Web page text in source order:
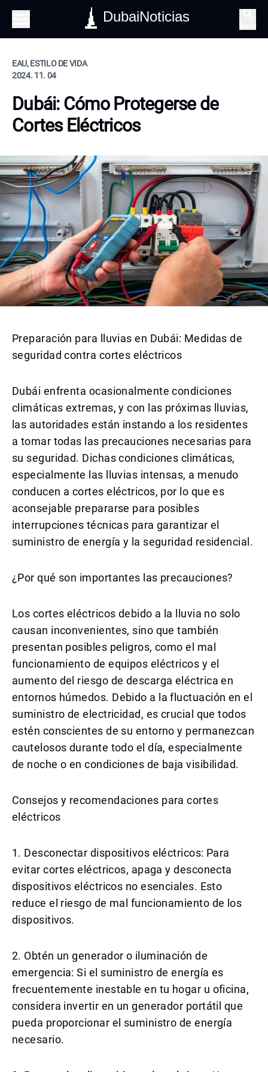
DubaiNoticias
EAU, ESTILO DE VIDA
2024. 11. 04
Dubái: Cómo Protegerse de
Cortes Eléctricos
Preparación para lluvias en Dubái: Medidas de
seguridad contra cortes eléctricos
Dubái enfrenta ocasionalmente condiciones
climáticas extremas, y con las próximas lluvias,
las autoridades están instando a los residentes
a tomar todas las precauciones necesarias para
su seguridad. Dichas condiciones climáticas,
especialmente las lluvias intensas, a menudo
conducen a cortes eléctricos, por lo que es
aconsejable prepararse para posibles
interrupciones técnicas para garantizar el
suministro de energía y la seguridad residencial.
¿Por qué son importantes las precauciones?
Los cortes eléctricos debido a la lluvia no solo
causan inconvenientes, sino que también
presentan posibles peligros, como el mal
funcionamiento de equipos eléctricos y el
aumento del riesgo de descarga eléctrica en
entornos húmedos. Debido a la fluctuación en el
suministro de electricidad, es crucial que todos
estén conscientes de su entorno y permanezcan
cautelosos durante todo el día, especialmente
de noche o en condiciones de baja visibilidad.
Consejos y recomendaciones para cortes
eléctricos
1. Desconectar dispositivos eléctricos: Para
evitar cortes eléctricos, apaga y desconecta
dispositivos eléctricos no esenciales. Esto
reduce el riesgo de mal funcionamiento de los
dispositivos.
2. Obtén un generador o iluminación de
emergencia: Si el suministro de energía es
frecuentemente inestable en tu hogar u oficina,
considera invertir en un generador portátil que
pueda proporcionar el suministro de energía
necesario.